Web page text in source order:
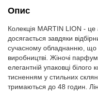
Опис
Колекція MARTIN LION - це
досягається завдяки
сучасному обладнанню, що
виробництві. Жіночі
елегантній упаковці
тисненням у стильних
тримаються до 48 годин.